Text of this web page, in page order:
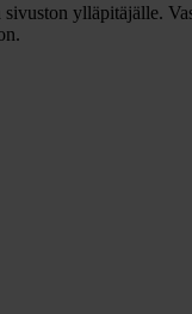
ylläpitäjälle.